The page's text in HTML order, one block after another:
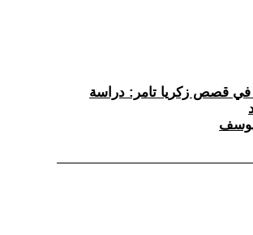
في قصص زكريا تامر: دراسة
يوسف